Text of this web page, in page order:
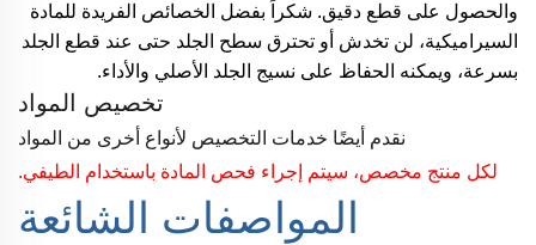
والحصول على قطع دقيق. شكراً بفضل الخصائص الفريدة للمادة
السيراميكية، لن تخدش أو تحترق سطح الجلد حتى عند قطع الجلد
بسرعة، ويمكنه الحفاظ على نسيج الجلد الأصلي والأداء.
تخصيص المواد
نقدم أيضًا خدمات التخصيص لأنواع أخرى من المواد
لكل منتج مخصص، سيتم إجراء فحص المادة باستخدام الطيفي.
المواصفات الشائعة